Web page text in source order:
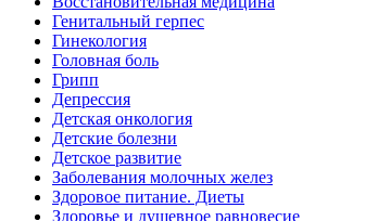
Генитальный герпес
Гинекология
Головная боль
Грипп
Депрессия
Детская онкология
Детские болезни
Детское развитие
Заболевания молочных желез
Здоровое питание. Диеты
Здоровье и душевное равновесие